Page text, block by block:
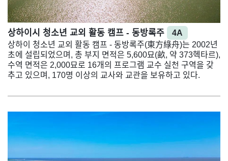
상하이시 청소년 교외 활동 캠프 - 동방록주
4A
상하이 청소년 교외 활동 캠프 - 동방록주(東方綠舟)는 2002년
초에 설립되었으며, 총 부지 면적은 5,600묘(畝, 약 373헥타르),
수역 면적은 2,000묘로 16개의 프로그램 교수 실천 구역을 갖
추고 있으며, 170명 이상의 교사와 교관을 보유하고 있다.